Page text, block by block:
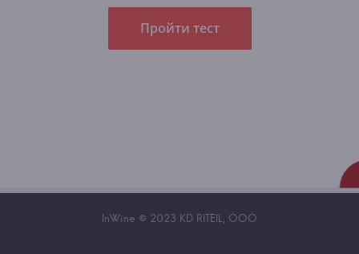
Пройти тест
InWine © 2023 KD RITEIL, OOO